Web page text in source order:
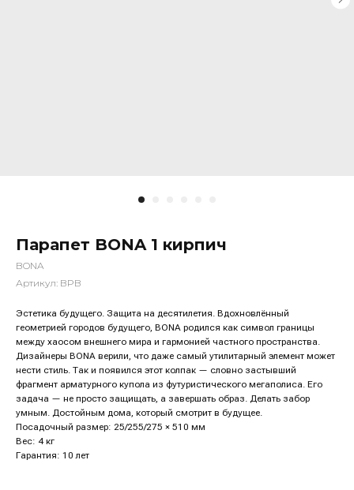
Меню
Парапет BONA 1 кирпич
BONA
Артикул: BPB
Эстетика будущего. Защита на десятилетия. Вдохновлённый
геометрией городов будущего, BONA родился как символ границы
между хаосом внешнего мира и гармонией частного пространства.
Дизайнеры BONA верили, что даже самый утилитарный элемент может
нести стиль. Так и появился этот колпак — словно застывший
фрагмент арматурного купола из футуристического мегаполиса. Его
задача — не просто защищать, а завершать образ. Делать забор
умным. Достойным дома, который смотрит в будущее.
Посадочный размер: 25/255/275 × 510 мм
Вес: 4 кг
Гарантия: 10 лет